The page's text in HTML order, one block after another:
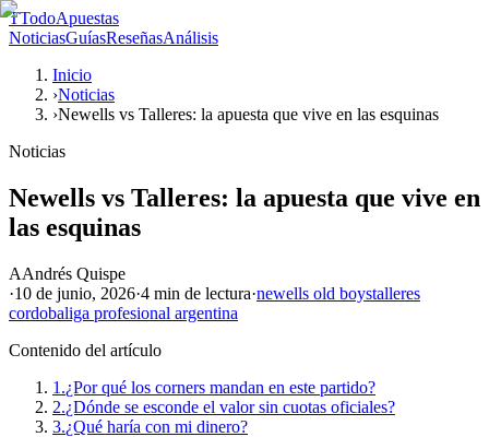
TTodoApuestas
NoticiasGuíasReseñasAnálisis
Inicio
›Noticias
›Newells vs Talleres: la apuesta que vive en las esquinas
Noticias
Newells vs Talleres: la apuesta que vive en
las esquinas
AAndrés Quispe
·10 de junio, 2026·4 min de lectura·newells old boystalleres
cordobaliga profesional argentina
Contenido del artículo
1.¿Por qué los corners mandan en este partido?
2.¿Dónde se esconde el valor sin cuotas oficiales?
3.¿Qué haría con mi dinero?